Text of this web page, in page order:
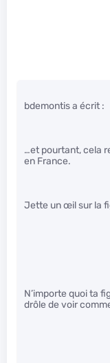
bdemontis a écrit :
…et pourtant, cela
en France.
Jette un œil sur la
N’importe quoi ta
drôle de voir